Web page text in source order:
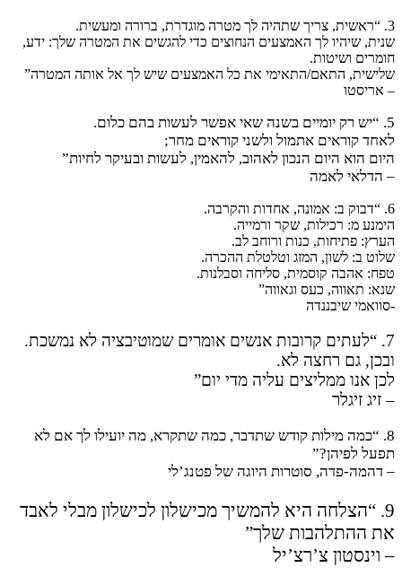
3. “ראשית, צריך שתהיה לך מטרה מוגדרת, ברורה ומעשית.
שנית, שיהיו לך האמצעים הנחוצים כדי להגשים את המטרה שלך: ידע,
חומרים ושיטות.
שלישית, התאם/התאימי את כל האמצעים שיש לך אל אותה המטרה”
– אריסטו
5. “יש רק יומיים בשנה שאי אפשר לעשות בהם כלום.
לאחד קוראים אתמול ולשני קוראים מחר;
היום הוא היום הנכון לאהוב, להאמין, לעשות ובעיקר לחיות”
– הדלאי לאמה
6. “דבוק ב: אמונה, אחדות והקרבה.
הימנע מ: רכילות, שקר ורמייה.
הערץ: פתיחות, כנות ורוחב לב.
שלוט ב: לשון, המזג וטלטלת ההכרה.
טפח: אהבה קוסמית, סליחה וסבלנות.
שנא: תאווה, כעס וגאווה”
-סוואמי שיבננדה
7. “לעתים קרובות אנשים אומרים שמוטיבציה לא נמשכת.
ובכן, גם רחצה לא.
לכן אנו ממליצים עליה מדי יום”
– זיג זיגלר
8. “כמה מילות קודש שתדבר, כמה שתקרא, מה יועילו לך אם לא
תפעל לפיהן?”
– דהמה-פדה, סוטרות היוגה של פטנג’לי
9. “הצלחה היא להמשיך מכישלון לכישלון מבלי לאבד
את ההתלהבות שלך”
– וינסטון צ’רצ’יל